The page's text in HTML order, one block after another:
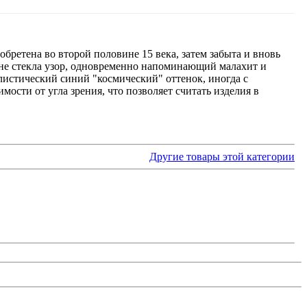
во второй половине 15 века, затем забыта и вновь
стекла узор, одновременно напоминающий малахит и
синий "космический" оттенок, иногда с
от угла зрения, что позволяет считать изделия в
Другие товары этой категории